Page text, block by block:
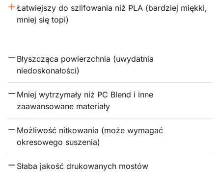
Łatwiejszy do szlifowania niż PLA (bardziej miękki,
mniej się topi)
Błyszcząca powierzchnia (uwydatnia
niedoskonałości)
Mniej wytrzymały niż PC Blend i inne
zaawansowane materiały
Możliwość nitkowania (może wymagać
okresowego suszenia)
Słaba jakość drukowanych mostów